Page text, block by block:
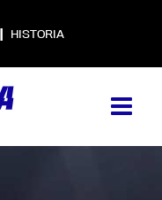
| HISTORIA